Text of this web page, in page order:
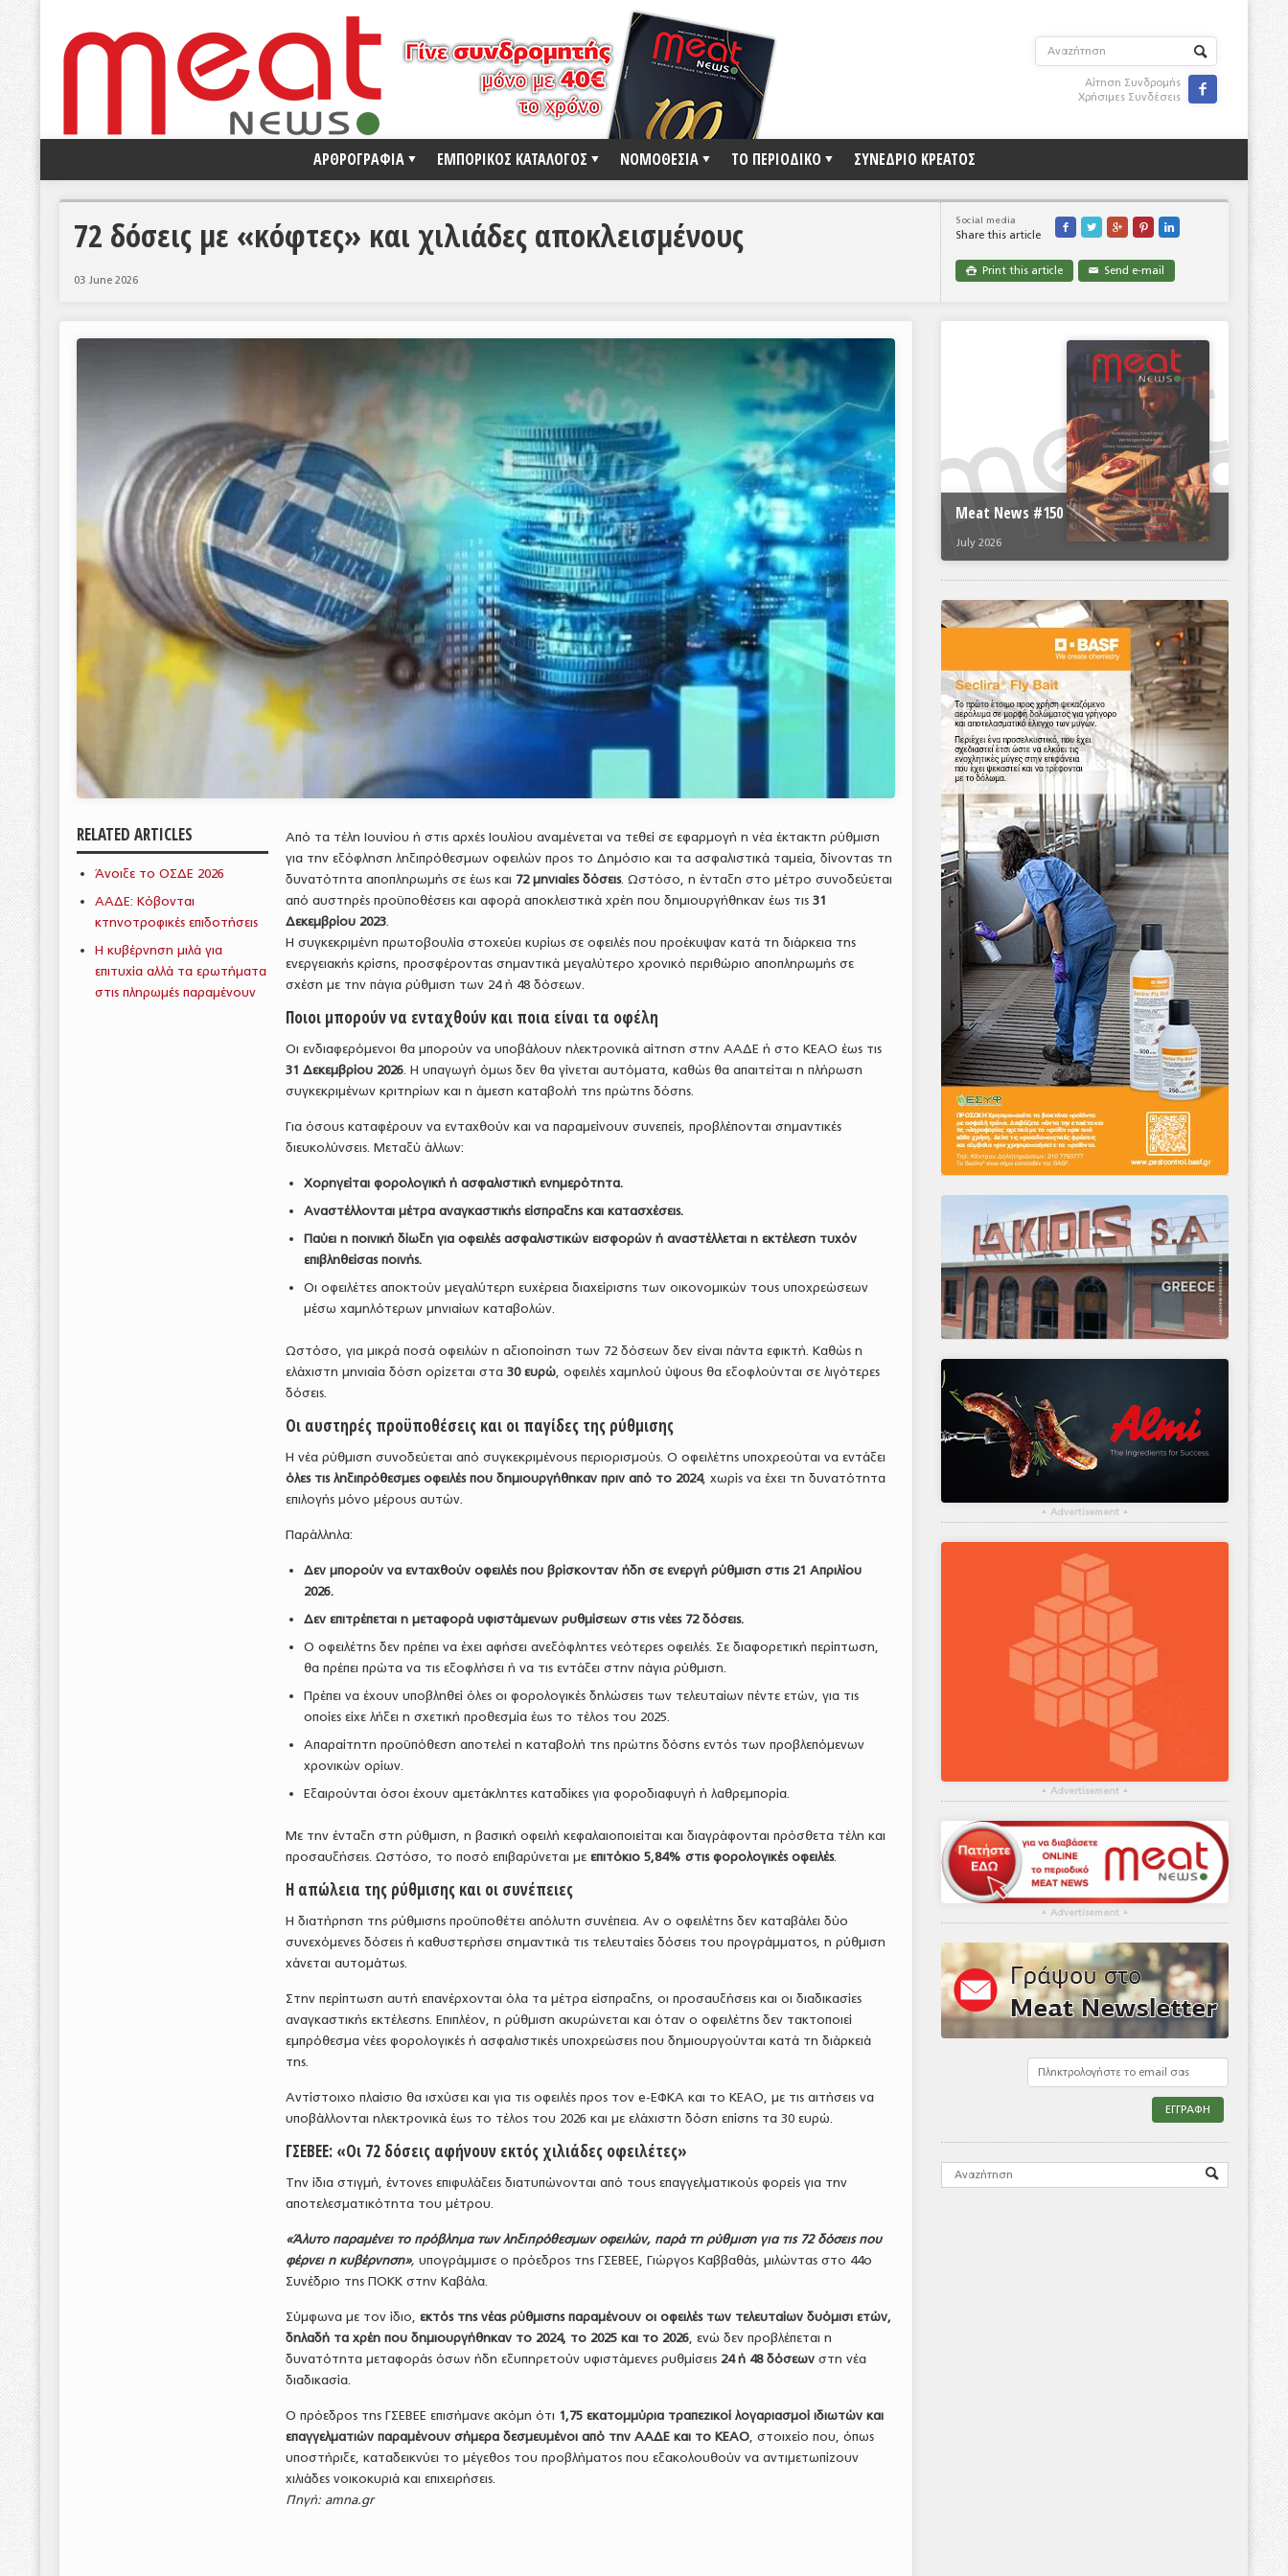
Αίτηση Συνδρομής
Χρήσιμες Συνδέσεις

ΑΡΘΡΟΓΡΑΦΙΑ ΕΜΠΟΡΙΚΟΣ ΚΑΤΑΛΟΓΟΣ ΝΟΜΟΘΕΣΙΑ ΤΟ ΠΕΡΙΟΔΙΚΟ ΣΥΝΕΔΡΙΟ ΚΡΕΑΤΟΣ
Social media
Share this article
    
 Print this article ✉ Send e-mail
72 δόσεις με «κόφτες» και χιλιάδες αποκλεισμένους
03 June 2026
RELATED ARTICLES
Άνοιξε το ΟΣΔΕ 2026
ΑΑΔΕ: Κόβονται
κτηνοτροφικές επιδοτήσεις
Η κυβέρνηση μιλά για
επιτυχία αλλά τα ερωτήματα
στις πληρωμές παραμένουν
Από τα τέλη Ιουνίου ή στις αρχές Ιουλίου αναμένεται να τεθεί σε εφαρμογή η νέα έκτακτη ρύθμιση
για την εξόφληση ληξιπρόθεσμων οφειλών προς το Δημόσιο και τα ασφαλιστικά ταμεία, δίνοντας τη
δυνατότητα αποπληρωμής σε έως και 72 μηνιαίες δόσεις. Ωστόσο, η ένταξη στο μέτρο συνοδεύεται
από αυστηρές προϋποθέσεις και αφορά αποκλειστικά χρέη που δημιουργήθηκαν έως τις31
Δεκεμβρίου 2023.
Η συγκεκριμένη πρωτοβουλία στοχεύει κυρίως σε οφειλές που προέκυψαν κατά τη διάρκεια της
ενεργειακής κρίσης, προσφέροντας σημαντικά μεγαλύτερο χρονικό περιθώριο αποπληρωμής σε
σχέση με την πάγια ρύθμιση των 24 ή 48 δόσεων.
Ποιοι μπορούν να ενταχθούν και ποια είναι τα οφέλη
Οι ενδιαφερόμενοι θα μπορούν να υποβάλουν ηλεκτρονικά αίτηση στην ΑΑΔΕ ή στο ΚΕΑΟ έως τις
31 Δεκεμβρίου 2026. Η υπαγωγή όμως δεν θα γίνεται αυτόματα, καθώς θα απαιτείται η πλήρωση
συγκεκριμένων κριτηρίων και η άμεση καταβολή της πρώτης δόσης.
Για όσους καταφέρουν να ενταχθούν και να παραμείνουν συνεπείς, προβλέπονται σημαντικές
διευκολύνσεις. Μεταξύ άλλων:
Χορηγείται φορολογική ή ασφαλιστική ενημερότητα.
Αναστέλλονται μέτρα αναγκαστικής είσπραξης και κατασχέσεις.
Παύει η ποινική δίωξη για οφειλές ασφαλιστικών εισφορών ή αναστέλλεται η εκτέλεση τυχόν
επιβληθείσας ποινής.
Οι οφειλέτες αποκτούν μεγαλύτερη ευχέρεια διαχείρισης των οικονομικών τους υποχρεώσεων
μέσω χαμηλότερων μηνιαίων καταβολών.
Ωστόσο, για μικρά ποσά οφειλών η αξιοποίηση των 72 δόσεων δεν είναι πάντα εφικτή. Καθώς η
ελάχιστη μηνιαία δόση ορίζεται στα30 ευρώ, οφειλές χαμηλού ύψους θα εξοφλούνται σε λιγότερες
δόσεις.
Οι αυστηρές προϋποθέσεις και οι παγίδες της ρύθμισης
Η νέα ρύθμιση συνοδεύεται από συγκεκριμένους περιορισμούς. Ο οφειλέτης υποχρεούται να εντάξει
όλες τις ληξιπρόθεσμες οφειλές που δημιουργήθηκαν πριν από το 2024, χωρίς να έχει τη δυνατότητα
επιλογής μόνο μέρους αυτών.
Παράλληλα:
Δεν μπορούν να ενταχθούν οφειλές που βρίσκονταν ήδη σε ενεργή ρύθμιση στις 21 Απριλίου
2026.
Δεν επιτρέπεται η μεταφορά υφιστάμενων ρυθμίσεων στις νέες 72 δόσεις.
Ο οφειλέτης δεν πρέπει να έχει αφήσει ανεξόφλητες νεότερες οφειλές. Σε διαφορετική περίπτωση,
θα πρέπει πρώτα να τις εξοφλήσει ή να τις εντάξει στην πάγια ρύθμιση.
Πρέπει να έχουν υποβληθεί όλες οι φορολογικές δηλώσεις των τελευταίων πέντε ετών, για τις
οποίες είχε λήξει η σχετική προθεσμία έως το τέλος του 2025.
Απαραίτητη προϋπόθεση αποτελεί η καταβολή της πρώτης δόσης εντός των προβλεπόμενων
χρονικών ορίων.
Εξαιρούνται όσοι έχουν αμετάκλητες καταδίκες για φοροδιαφυγή ή λαθρεμπορία.
Με την ένταξη στη ρύθμιση, η βασική οφειλή κεφαλαιοποιείται και διαγράφονται πρόσθετα τέλη και
προσαυξήσεις. Ωστόσο, το ποσό επιβαρύνεται μεεπιτόκιο 5,84% στις φορολογικές οφειλές.
Η απώλεια της ρύθμισης και οι συνέπειες
Η διατήρηση της ρύθμισης προϋποθέτει απόλυτη συνέπεια. Αν ο οφειλέτης δεν καταβάλει δύο
συνεχόμενες δόσεις ή καθυστερήσει σημαντικά τις τελευταίες δόσεις του προγράμματος, η ρύθμιση
χάνεται αυτομάτως.
Στην περίπτωση αυτή επανέρχονται όλα τα μέτρα είσπραξης, οι προσαυξήσεις και οι διαδικασίες
αναγκαστικής εκτέλεσης. Επιπλέον, η ρύθμιση ακυρώνεται και όταν ο οφειλέτης δεν τακτοποιεί
εμπρόθεσμα νέες φορολογικές ή ασφαλιστικές υποχρεώσεις που δημιουργούνται κατά τη διάρκειά
της.
Αντίστοιχο πλαίσιο θα ισχύσει και για τις οφειλές προς τον e-ΕΦΚΑ και το ΚΕΑΟ, με τις αιτήσεις να
υποβάλλονται ηλεκτρονικά έως το τέλος του 2026 και με ελάχιστη δόση επίσης τα 30 ευρώ.
ΓΣΕΒΕΕ: «Οι 72 δόσεις αφήνουν εκτός χιλιάδες οφειλέτες»
Την ίδια στιγμή, έντονες επιφυλάξεις διατυπώνονται από τους επαγγελματικούς φορείς για την
αποτελεσματικότητα του μέτρου.
«Άλυτο παραμένει το πρόβλημα των ληξιπρόθεσμων οφειλών, παρά τη ρύθμιση για τις 72 δόσεις που
φέρνει η κυβέρνηση»,υπογράμμισε ο πρόεδρος της ΓΣΕΒΕΕ, Γιώργος Καββαθάς, μιλώντας στο 44ο
Συνέδριο της ΠΟΚΚ στην Καβάλα.
Σύμφωνα με τον ίδιο,εκτός της νέας ρύθμισης παραμένουν οι οφειλές των τελευταίων δυόμισι ετών,
δηλαδή τα χρέη που δημιουργήθηκαν το 2024, το 2025 και το 2026, ενώ δεν προβλέπεται η
δυνατότητα μεταφοράς όσων ήδη εξυπηρετούν υφιστάμενες ρυθμίσεις 24 ή 48 δόσεων στη νέα
διαδικασία.
Ο πρόεδρος της ΓΣΕΒΕΕ επισήμανε ακόμη ότι 1,75 εκατομμύρια τραπεζικοί λογαριασμοί ιδιωτών και
επαγγελματιών παραμένουν σήμερα δεσμευμένοι από την ΑΑΔΕ και το ΚΕΑΟ, στοιχείο που, όπως
υποστήριξε, καταδεικνύει το μέγεθος του προβλήματος που εξακολουθούν να αντιμετωπίζουν
χιλιάδες νοικοκυριά και επιχειρήσεις.
Πηγή: amna.gr
Meat News #150
July 2026
▴ Advertisement ▴
▴ Advertisement ▴
▴ Advertisement ▴